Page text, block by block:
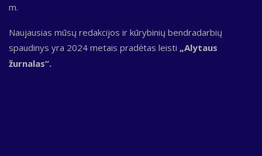
m.
Naujausias mūsų redakcijos ir kūrybinių bendradarbių
spaudinys yra 2024 metais pradėtas leisti „Alytaus
žurnalas“.